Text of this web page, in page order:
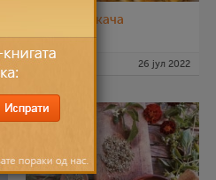
Посна фокача
26 јул 2022